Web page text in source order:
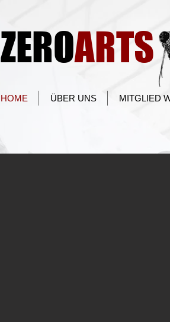
ZEROARTS
HOME ÜBER UNS MITGLIED